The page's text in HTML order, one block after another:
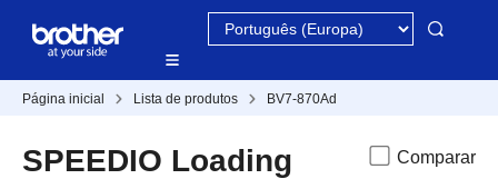
Página inicial Lista de produtos BV7-870Ad
SPEEDIO Loading
Comparar